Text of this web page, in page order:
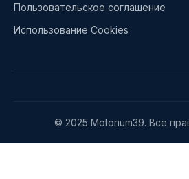
Пользовательское соглашение
Использование Cookies
© 2025 Motorium39. Все